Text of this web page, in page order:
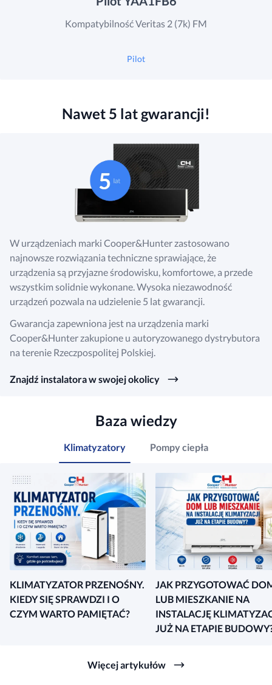
Kompatybilność Veritas 2 (7k) FM
Pilot
Nawet 5 lat gwarancji!
W urządzeniach marki Cooper&Hunter zastosowano
najnowsze rozwiązania techniczne sprawiające, że
urządzenia są przyjazne środowisku, komfortowe, a przede
wszystkim solidnie wykonane. Wysoka niezawodność
urządzeń pozwala na udzielenie 5 lat gwarancji.
Gwarancja zapewniona jest na urządzenia marki
Cooper&Hunter zakupione u autoryzowanego dystrybutora
na terenie Rzeczpospolitej Polskiej.
Znajdź instalatora w swojej okolicy
Baza wiedzy
Klimatyzatory Pompy ciepła
KLIMATYZATOR PRZENOŚNY.
KIEDY SIĘ SPRAWDZI I O
CZYM WARTO PAMIĘTAĆ?
JAK PRZYGOTOWAĆ
LUB MIESZKANIE NA
INSTALACJĘ
JUŻ NA ETAPIE
Więcej artykułów